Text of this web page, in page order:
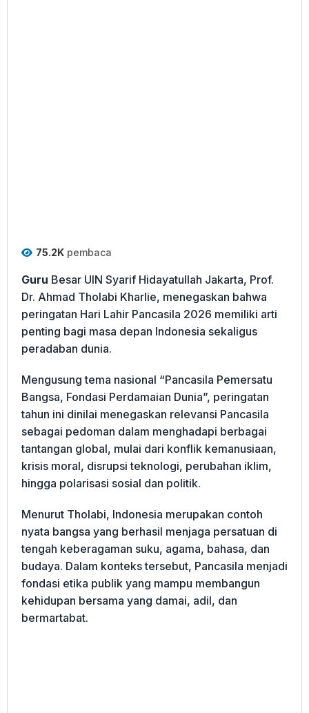
75.2K pembaca
Guru Besar UIN Syarif Hidayatullah Jakarta, Prof.
Dr. Ahmad Tholabi Kharlie, menegaskan bahwa
peringatan Hari Lahir Pancasila 2026 memiliki arti
penting bagi masa depan Indonesia sekaligus
peradaban dunia.
Mengusung tema nasional “Pancasila Pemersatu
Bangsa, Fondasi Perdamaian Dunia”, peringatan
tahun ini dinilai menegaskan relevansi Pancasila
sebagai pedoman dalam menghadapi berbagai
tantangan global, mulai dari konflik kemanusiaan,
krisis moral, disrupsi teknologi, perubahan iklim,
hingga polarisasi sosial dan politik.
Menurut Tholabi, Indonesia merupakan contoh
nyata bangsa yang berhasil menjaga persatuan di
tengah keberagaman suku, agama, bahasa, dan
budaya. Dalam konteks tersebut, Pancasila menjadi
fondasi etika publik yang mampu membangun
kehidupan bersama yang damai, adil, dan
bermartabat.